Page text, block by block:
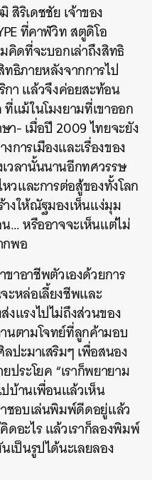
ริเดชชัย เจ้าของ
ที่คาฬวิท สตูดิโอ
คิดที่จะบอกเล่าถึงสิทธิ
ธิภายหลังจากการไป
กา แล้วจึงค่อยสะท้อน
แม้ในโมงยามที่เขาออก
า- เมื่อปี 2009 ไทยจะยัง
การเมืองและเรื่องของ
วลานั้นนานอีกทศวรรษ
วและการต่อสู้ของทั้งโลก
งให้ณัฐมองเห็นแง่มุม
… หรืออาจจะเห็นแต่ไม่
กพอ
าอาชีพตัวเองด้วยการ
ะหล่อเลี้ยงชีพและ
แรงไปไม่ถึงส่วนของ
นตามโจทย์ที่ลูกค้ามอบ
ปะมาเสริมๆ เพื่อสนอง
ประโยค “เราก็พยายาม
บ้านเพื่อนแล้วเห็น
ชอบเล่นพิมพ์ดีดอยู่แล้ว
อะไร แล้วเราก็ลองพิมพ์
เป็นรูปได้นะเลยลอง